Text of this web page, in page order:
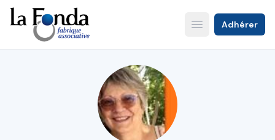
Aller
au
contenu
principal
Open main menu
Adhérer